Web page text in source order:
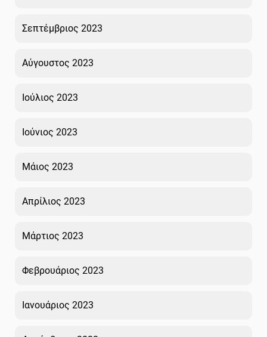
Σεπτέμβριος 2023
Αύγουστος 2023
Ιούλιος 2023
Ιούνιος 2023
Μάιος 2023
Απρίλιος 2023
Μάρτιος 2023
Φεβρουάριος 2023
Ιανουάριος 2023